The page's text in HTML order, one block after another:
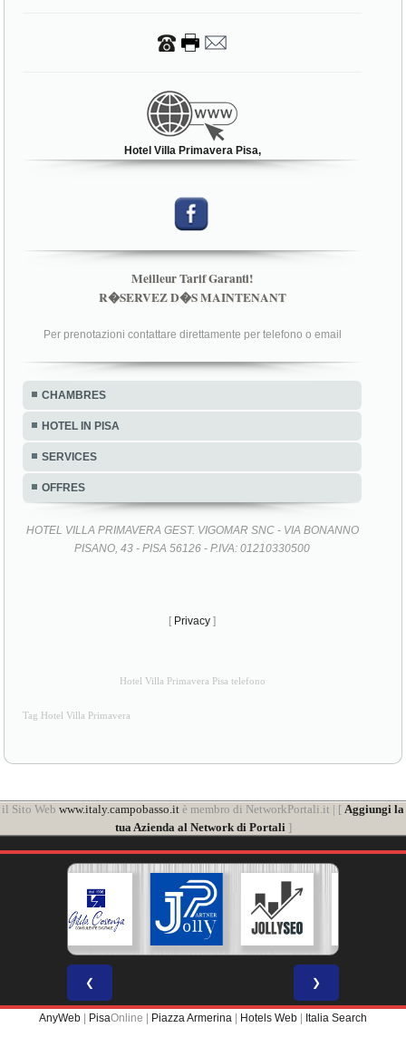
Hotel Villa Primavera Pisa,
Meilleur Tarif Garanti!
R�SERVEZ D�S MAINTENANT
Per prenotazioni contattare direttamente per telefono o email
CHAMBRES
HOTEL IN PISA
SERVICES
OFFRES
HOTEL VILLA PRIMAVERA GEST. VIGOMAR SNC - VIA BONANNO
PISANO, 43 - PISA 56126 - P.IVA: 01210330500
[ Privacy ]
Hotel Villa Primavera Pisa telefono
Tag Hotel Villa Primavera
il Sito Web www.italy.campobasso.it è membro di NetworkPortali.it | [ Aggiungi la
tua Azienda al Network di Portali ]
❮ ❯
AnyWeb | PisaOnline | Piazza Armerina | Hotels Web | Italia Search